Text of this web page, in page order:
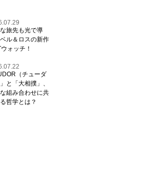
旅先も光で導
ベル＆ロスの新作
ォッチ！
（チューダ
と「大相撲」、
組み合わせに共
哲学とは？